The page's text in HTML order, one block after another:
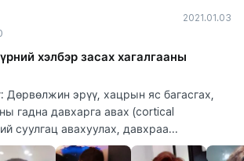
2021.01.03
хэлбэр засах хагалгааны
Дөрвөлжин эрүү, хацрын яс багасгах,
гадна давхарга авах (cortical
суулгац авахуулах, давхраа...